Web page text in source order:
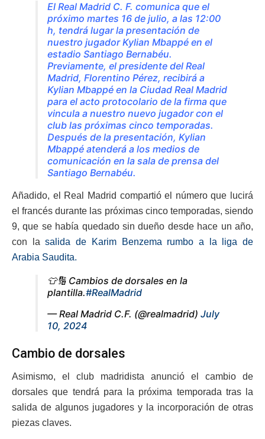
El Real Madrid C. F. comunica que el
próximo martes 16 de julio, a las 12:00
h, tendrá lugar la presentación de
nuestro jugador Kylian Mbappé en el
estadio Santiago Bernabéu.
Previamente, el presidente del Real
Madrid, Florentino Pérez, recibirá a
Kylian Mbappé en la Ciudad Real Madrid
para el acto protocolario de la firma que
vincula a nuestro nuevo jugador con el
club las próximas cinco temporadas.
Después de la presentación, Kylian
Mbappé atenderá a los medios de
comunicación en la sala de prensa del
Santiago Bernabéu.
Añadido, el Real Madrid compartió el número que lucirá
el francés durante las próximas cinco temporadas, siendo
9, que se había quedado sin dueño desde hace un año,
con lasalida de Karim Benzema rumbo a la liga de
Arabia Saudita.
👕🔢 Cambios de dorsales en la
plantilla.#RealMadrid
— Real Madrid C.F. (@realmadrid) July
10, 2024
Cambio de dorsales
Asimismo, el club madridista anunció el cambio de
dorsales que tendrá para la próxima temporada tras la
salida de algunos jugadores y la incorporación de otras
piezas claves.